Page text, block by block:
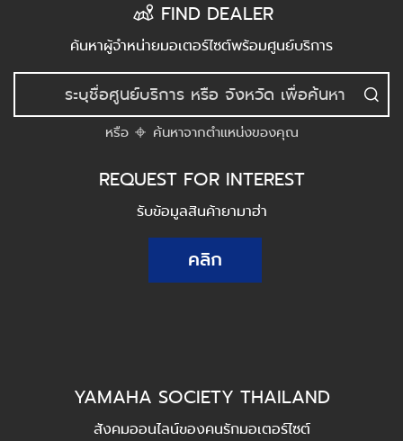
FIND DEALER
ค้นหาผู้จำหน่ายมอเตอร์ไซต์พร้อมศูนย์บริการ
หรือ ค้นหาจากตำแหน่งของคุณ
REQUEST FOR INTEREST
รับข้อมูลสินค้ายามาฮ่า
คลิก
YAMAHA SOCIETY THAILAND
สังคมออนไลน์ของคนรักมอเตอร์ไซต์